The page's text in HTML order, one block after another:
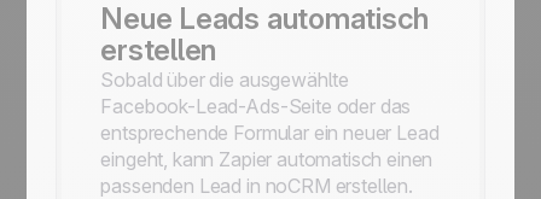
Neue Leads automatisch
erstellen
Sobald über die ausgewählte
Facebook-Lead-Ads-Seite oder das
entsprechende Formular ein neuer Lead
eingeht, kann Zapier automatisch einen
passenden Lead in noCRM erstellen.